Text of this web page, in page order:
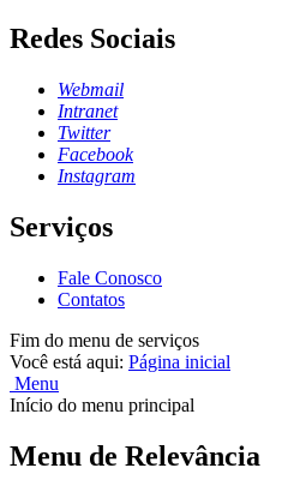
Redes Sociais
Webmail
Intranet
Twitter
Facebook
Instagram
Serviços
Fale Conosco
Contatos
Fim do menu de serviços
Você está aqui: Página inicial
Menu
Início do menu principal
Menu de Relevância